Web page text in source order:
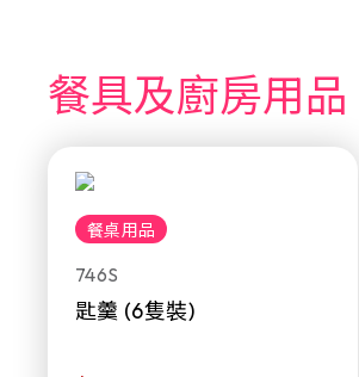
餐具及廚房用品
餐桌用品
746S
匙羹 (6隻裝)